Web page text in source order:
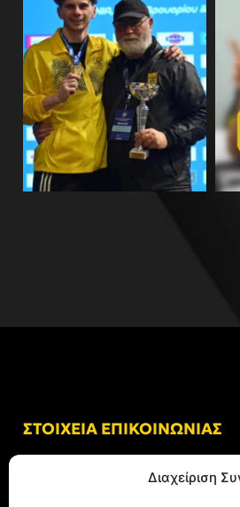
Διαχείριση
ΣΤΟΙΧΕΙΑ ΕΠΙΚΟΙΝΩΝΙΑΣ
Αλκμήνης 69, Χαριλάου